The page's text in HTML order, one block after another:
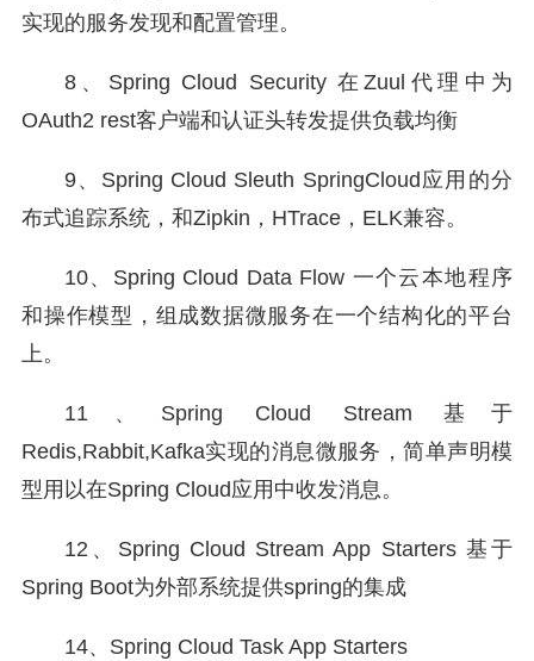
实现的服务发现和配置管理。
8、Spring Cloud Security 在Zuul代理中为
OAuth2 rest客户端和认证头转发提供负载均衡
9、Spring Cloud Sleuth SpringCloud应用的分
布式追踪系统，和Zipkin，HTrace，ELK兼容。
10、Spring Cloud Data Flow 一个云本地程序
和操作模型，组成数据微服务在一个结构化的平台
上。
11、Spring Cloud Stream 基于
Redis,Rabbit,Kafka实现的消息微服务，简单声明模
型用以在Spring Cloud应用中收发消息。
12、Spring Cloud Stream App Starters 基于
Spring Boot为外部系统提供spring的集成
14、Spring Cloud Task App Starters